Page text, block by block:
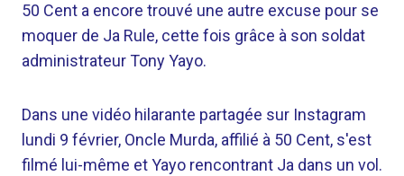
50 Cent a encore trouvé une autre excuse pour se
moquer de Ja Rule, cette fois grâce à son soldat
administrateur Tony Yayo.
Dans une vidéo hilarante partagée sur Instagram
lundi 9 février, Oncle Murda, affilié à 50 Cent, s'est
filmé lui-même et Yayo rencontrant Ja dans un vol.